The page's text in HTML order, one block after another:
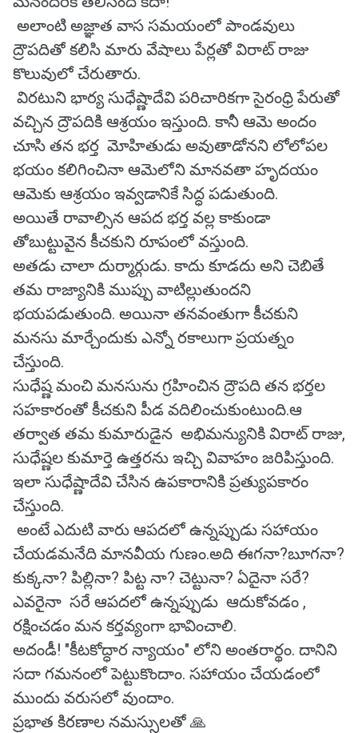
అలాంటి అజ్ఞాత వాస సమయంలో పాండవులు
ద్రౌపదితో కలిసి మారు వేషాలు పేర్లతో విరాట్ రాజు
కొలువులో చేరుతారు.
విరటుని భార్య సుధేష్ణాదేవి పరిచారికగా సైరంధ్రి పేరుతో
వచ్చిన ద్రౌపదికి ఆశ్రయం ఇస్తుంది. కానీ ఆమె అందం
చూసి తన భర్త మోహితుడు అవుతాడోనని లోలోపల
భయం కలిగించినా ఆమెలోని మానవతా హృదయం
ఆమెకు ఆశ్రయం ఇవ్వడానికే సిద్ధ పడుతుంది.
అయితే రావాల్సిన ఆపద భర్త వల్ల కాకుండా
తోబుట్టువైన కీచకుని రూపంలో వస్తుంది.
అతడు చాలా దుర్మార్గుడు. కాదు కూడదు అని చెబితే
తమ రాజ్యానికి ముప్పు వాటిల్లుతుందని
భయపడుతుంది. అయినా తనవంతుగా కీచకుని
మనసు మార్చేందుకు ఎన్నో రకాలుగా ప్రయత్నం
చేస్తుంది.
సుధేష్ణ మంచి మనసును గ్రహించిన ద్రౌపది తన భర్తల
సహకారంతో కీచకుని పీడ వదిలించుకుంటుంది.ఆ
తర్వాత తమ కుమారుడైన అభిమన్యునికి విరాట్ రాజు,
సుధేష్ణల కుమార్తె ఉత్తరను ఇచ్చి వివాహం జరిపిస్తుంది.
ఇలా సుధేష్ణాదేవి చేసిన ఉపకారానికి ప్రత్యుపకారం
చేస్తుంది.
అంటే ఎదుటి వారు ఆపదలో ఉన్నప్పుడు సహాయం
చేయడమనేది మానవీయ గుణం.అది ఈగనా?బూగనా?
కుక్కనా? పిల్లినా? పిట్ట నా? చెట్టునా? ఏదైనా సరే?
ఎవరైనా సరే ఆపదలో ఉన్నప్పుడు ఆదుకోవడం ,
రక్షించడం మన కర్తవ్యంగా భావించాలి.
అదండీ! "కీటకోద్ధార న్యాయం" లోని అంతరార్థం. దానిని
సదా గమనంలో పెట్టుకొందాం. సహాయం చేయడంలో
ముందు వరుసలో వుందాం.
ప్రభాత కిరణాల నమస్సులతో 🙏